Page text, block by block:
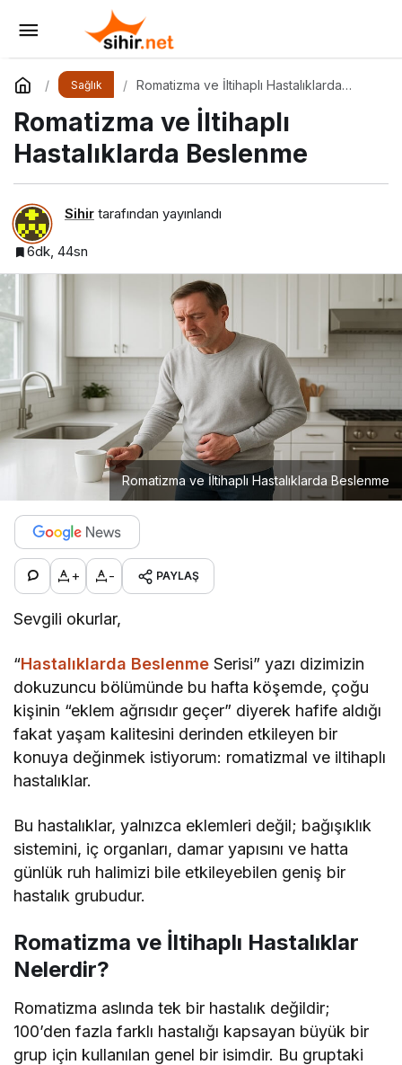
Sağlık
Romatizma ve İltihaplı Hastalıklarda
Romatizma ve İltihaplı
Hastalıklarda Beslenme
Sihir tarafından yayınlandı
6dk, 44sn
Romatizma ve İltihaplı Hastalıklarda Beslenme
+ - PAYLAŞ
Sevgili okurlar,
“Hastalıklarda Beslenme Serisi” yazı dizimizin
dokuzuncu bölümünde bu hafta köşemde, çoğu
kişinin “eklem ağrısıdır geçer” diyerek hafife aldığı
fakat yaşam kalitesini derinden etkileyen bir
konuya değinmek istiyorum: romatizmal ve iltihaplı
hastalıklar.
Bu hastalıklar, yalnızca eklemleri değil; bağışıklık
sistemini, iç organları, damar yapısını ve hatta
günlük ruh halimizi bile etkileyebilen geniş bir
hastalık grubudur.
Romatizma ve İltihaplı Hastalıklar
Nelerdir?
Romatizma aslında tek bir hastalık değildir;
100’den fazla farklı hastalığı kapsayan büyük bir
grup için kullanılan genel bir isimdir. Bu gruptaki
Böbrek Hastalıklarında Beslenme
Yorum Yap